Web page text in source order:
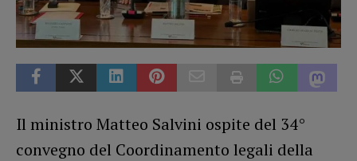
Il ministro Matteo Salvini ospite del 34°
convegno del Coordinamento legali della